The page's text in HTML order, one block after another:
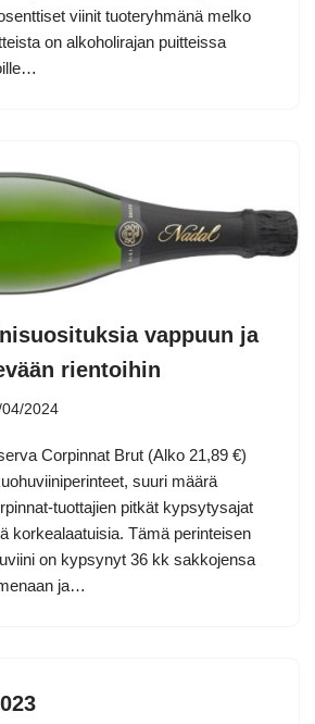
viinit tuoteryhmänä melko
on alkoholirajan puitteissa
vappuun ja
rientoihin
04/2024
Corpinnat Brut (Alko 21,89 €)
suuri määrä
tuottajien pitkät kypsytysajat
korkealaatuisia. Tämä perinteisen
on kypsynyt 36 kk sakkojensa
ja…